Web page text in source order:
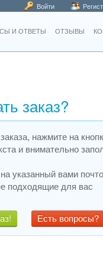
Войти
И ОТВЕТЫ ОТЗЫВЫ
заказ?
нажмите на
и внимательно
указанный вами
подходящие для вас
Есть вопросы?